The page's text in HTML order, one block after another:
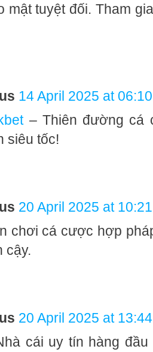
mật tuyệt đối. Tham
14 April 2025 at 06:10
– Thiên đường cá
siêu tốc!
20 April 2025 at 10:21
chơi cá cược hợp
cậy.
20 April 2025 at 13:44
cái uy tín hàng